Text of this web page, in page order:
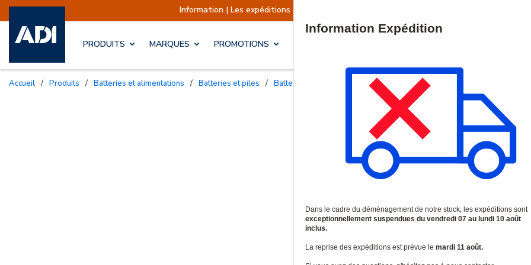
Information | Les expéditions sont actuellement suspendues Reprise prévue le
PRODUITS MARQUES PROMOTIONS
Accueil / Produits / Batteries et alimentations / Batteries et piles / Batteries et piles